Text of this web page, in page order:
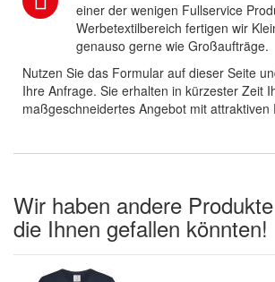
einer der wenigen Fullservice
Werbetextilbereich fertigen wir
genauso gerne wie Großaufträge.
Nutzen Sie das Formular auf dieser Seite
Ihre Anfrage. Sie erhalten in kürzester Zeit
maßgeschneidertes Angebot mit attraktiven
Wir haben andere
die Ihnen gefallen könnten!